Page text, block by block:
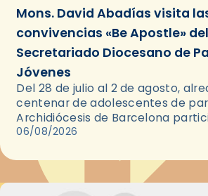
Mons. David Abadías visita
convivencias «Be Apostle» del
Secretariado Diocesano de
Jóvenes
Del 28 de julio al 2 de agosto,
centenar de adolescentes de
Archidiócesis de Barcelona
convivencias Be Apostle,
06/08/2026